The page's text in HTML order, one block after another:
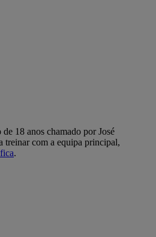
18 anos chamado por José
treinar com a equipa principal,
.